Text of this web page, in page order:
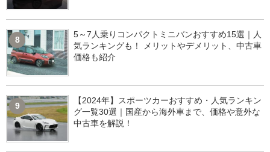
8
5～7人乗りコンパクトミニバンおすすめ15選｜人
気ランキングも！ メリットやデメリット、中古車
価格も紹介
9
【2024年】スポーツカーおすすめ・人気ランキン
グ一覧30選｜国産から海外車まで、価格や意外な
中古車を解説！